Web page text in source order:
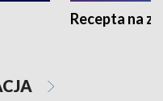
Recepta na